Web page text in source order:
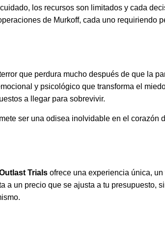
los recursos son limitados y cada
de Murkoff, cada uno requiriendo
que perdura mucho después de que la
y psicológico que transforma el
a llegar para sobrevivir.
ser una odisea inolvidable en el corazón
Trials ofrece una experiencia única,
a un precio que se ajusta a tu presupuesto,